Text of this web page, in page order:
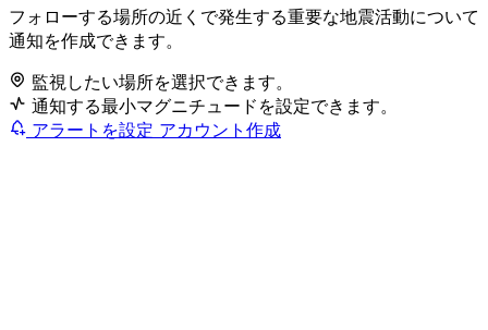
フォローする場所の近くで発生する重要な地震活動について
通知を作成できます。
監視したい場所を選択できます。
通知する最小マグニチュードを設定できます。
アラートを設定 アカウント作成